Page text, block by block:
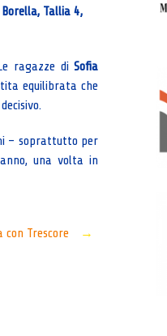
Tallia 4,
ragazze diSofia
equilibrata che
– soprattutto per
una volta in
con Trescore →